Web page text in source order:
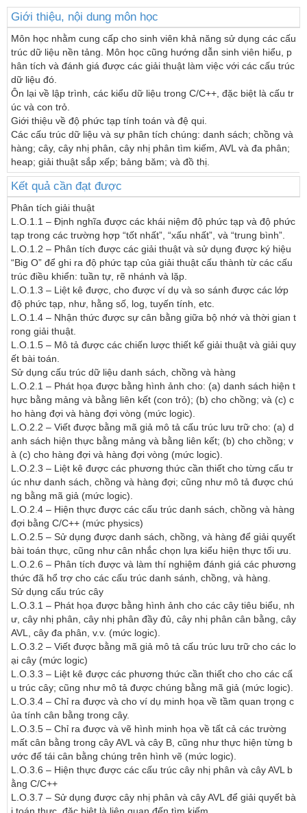
Giới thiệu, nội dung môn học
Môn học nhằm cung cấp cho sinh viên khả năng sử dụng các cấu
trúc dữ liệu nền tảng. Môn học cũng hướng dẫn sinh viên hiểu, p
hân tích và đánh giá được các giải thuật làm việc với các cấu trúc
dữ liệu đó.
Ôn lại về lập trình, các kiểu dữ liệu trong C/C++, đặc biệt là cấu tr
úc và con trỏ.
Giới thiệu về độ phức tạp tính toán và đệ qui.
Các cấu trúc dữ liệu và sự phân tích chúng: danh sách; chồng và
hàng; cây, cây nhị phân, cây nhị phân tìm kiếm, AVL và đa phân;
heap; giải thuật sắp xếp; bảng băm; và đồ thị.
Kết quả cần đạt được
Phân tích giải thuật
L.O.1.1 – Định nghĩa được các khái niệm độ phức tạp và độ phức
tạp trong các trường hợp “tốt nhất”, “xấu nhất”, và “trung bình”.
L.O.1.2 – Phân tích được các giải thuật và sử dụng được ký hiệu
“Big O” để ghi ra độ phức tạp của giải thuật cấu thành từ các cấu
trúc điều khiển: tuần tự, rẽ nhánh và lặp.
L.O.1.3 – Liệt kê được, cho được ví dụ và so sánh được các lớp
độ phức tạp, như, hằng số, log, tuyến tính, etc.
L.O.1.4 – Nhận thức được sự cân bằng giữa bộ nhớ và thời gian t
rong giải thuật.
L.O.1.5 – Mô tả được các chiến lược thiết kế giải thuật và giải quy
ết bài toán.
Sử dụng cấu trúc dữ liệu danh sách, chồng và hàng
L.O.2.1 – Phát họa được bằng hình ảnh cho: (a) danh sách hiện t
hực bằng mảng và bằng liên kết (con trỏ); (b) cho chồng; và (c) c
ho hàng đợi và hàng đợi vòng (mức logic).
L.O.2.2 – Viết được bằng mã giả mô tả cấu trúc lưu trữ cho: (a) d
anh sách hiện thực bằng mảng và bằng liên kết; (b) cho chồng; v
à (c) cho hàng đợi và hàng đợi vòng (mức logic).
L.O.2.3 – Liệt kê được các phương thức cần thiết cho từng cấu tr
úc như danh sách, chồng và hàng đợi; cũng như mô tả được chú
ng bằng mã giả (mức logic).
L.O.2.4 – Hiện thực được các cấu trúc danh sách, chồng và hàng
đợi bằng C/C++ (mức physics)
L.O.2.5 – Sử dụng được danh sách, chồng, và hàng để giải quyết
bài toán thực, cũng như cân nhắc chọn lựa kiểu hiện thực tối ưu.
L.O.2.6 – Phân tích được và làm thí nghiệm đánh giá các phương
thức đã hổ trợ cho các cấu trúc danh sánh, chồng, và hàng.
Sử dụng cấu trúc cây
L.O.3.1 – Phát họa được bằng hình ảnh cho các cây tiêu biểu, nh
ư, cây nhị phân, cây nhị phân đầy đủ, cây nhị phân cân bằng, cây
AVL, cây đa phân, v.v. (mức logic).
L.O.3.2 – Viết được bằng mã giả mô tả cấu trúc lưu trữ cho các lo
ại cây (mức logic)
L.O.3.3 – Liệt kê được các phương thức cần thiết cho cho các cấ
u trúc cây; cũng như mô tả được chúng bằng mã giả (mức logic).
L.O.3.4 – Chỉ ra được và cho ví dụ minh họa về tầm quan trọng c
ủa tính cân bằng trong cây.
L.O.3.5 – Chỉ ra được và vẽ hình minh họa về tất cả các trường
mất cân bằng trong cây AVL và cây B, cũng như thực hiện từng b
ước để tái cân bằng chúng trên hình vẽ (mức logic).
L.O.3.6 – Hiện thực được các cấu trúc cây nhị phân và cây AVL b
ằng C/C++
L.O.3.7 – Sử dụng được cây nhị phân và cây AVL để giải quyết bà